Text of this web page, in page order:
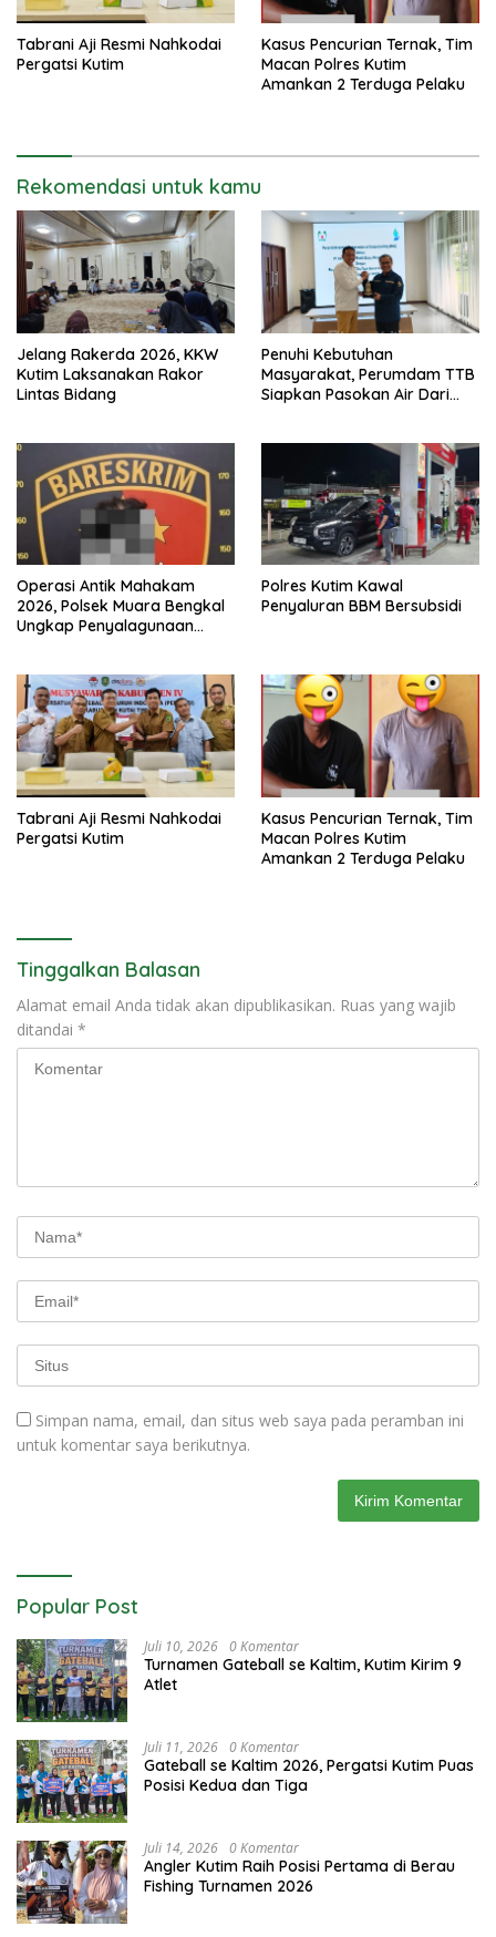
Tabrani Aji Resmi Nahkodai
Pergatsi Kutim
Kasus Pencurian Ternak, Tim
Macan Polres Kutim
Amankan 2 Terduga Pelaku
Rekomendasi untuk kamu
Jelang Rakerda 2026, KKW
Kutim Laksanakan Rakor
Lintas Bidang
Penuhi Kebutuhan
Masyarakat, Perumdam TTB
Siapkan Pasokan Air Dari
Operasi Antik Mahakam
2026, Polsek Muara Bengkal
Ungkap Penyalagunaan
Polres Kutim Kawal
Penyaluran BBM Bersubsidi
Tabrani Aji Resmi Nahkodai
Pergatsi Kutim
Kasus Pencurian Ternak, Tim
Macan Polres Kutim
Amankan 2 Terduga Pelaku
Tinggalkan Balasan
Alamat email Anda tidak akan dipublikasikan. Ruas yang wajib
ditandai *
Simpan nama, email, dan situs web saya pada peramban ini
untuk komentar saya berikutnya.
Popular Post
Juli 10, 2026 0 Komentar
Turnamen Gateball se Kaltim, Kutim Kirim 9
Atlet
Juli 11, 2026 0 Komentar
Gateball se Kaltim 2026, Pergatsi Kutim Puas
Posisi Kedua dan Tiga
Juli 14, 2026 0 Komentar
Angler Kutim Raih Posisi Pertama di Berau
Fishing Turnamen 2026